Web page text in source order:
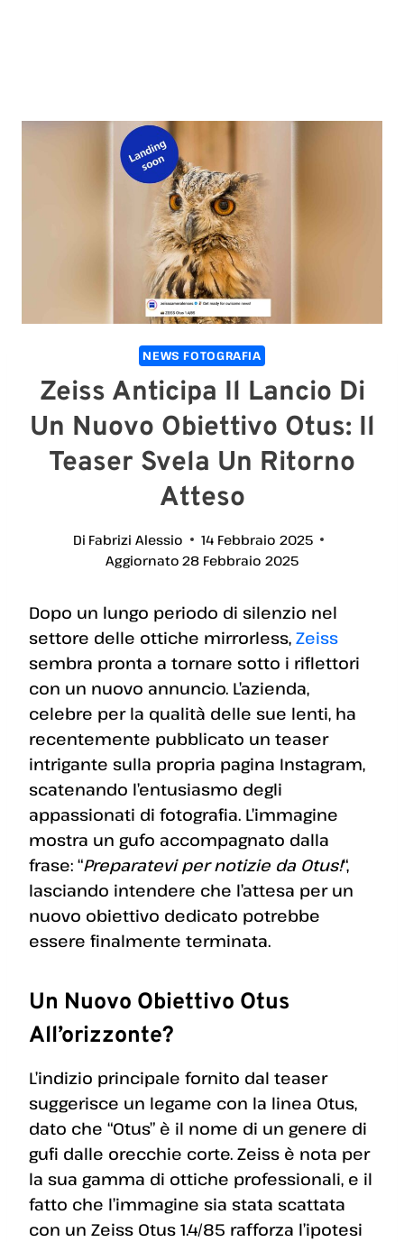
NEWS FOTOGRAFIA
Zeiss Anticipa Il Lancio Di
Un Nuovo Obiettivo Otus: Il
Teaser Svela Un Ritorno
Atteso
Di Fabrizi Alessio
14 Febbraio 2025
Aggiornato 28 Febbraio 2025
Dopo un lungo periodo di silenzio nel
settore delle ottiche mirrorless, Zeiss
sembra pronta a tornare sotto i riflettori
con un nuovo annuncio. L’azienda,
celebre per la qualità delle sue lenti, ha
recentemente pubblicato un teaser
intrigante sulla propria pagina Instagram,
scatenando l’entusiasmo degli
appassionati di fotografia. L’immagine
mostra un gufo accompagnato dalla
frase: “Preparatevi per notizie da Otus!“,
lasciando intendere che l’attesa per un
nuovo obiettivo dedicato potrebbe
essere finalmente terminata.
Un Nuovo Obiettivo Otus
All’orizzonte?
L’indizio principale fornito dal teaser
suggerisce un legame con la linea Otus,
dato che “Otus” è il nome di un genere di
gufi dalle orecchie corte. Zeiss è nota per
la sua gamma di ottiche professionali, e il
fatto che l’immagine sia stata scattata
con un Zeiss Otus 1.4/85 rafforza l’ipotesi